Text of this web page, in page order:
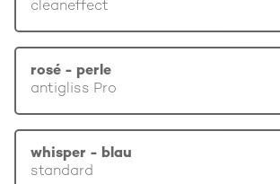
cleaneffect
rosé - perle
antigliss Pro
whisper - blau
standard